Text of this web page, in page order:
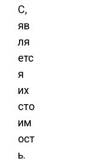
C,
яв
ля
етс
я
их
сто
им
ост
ь.